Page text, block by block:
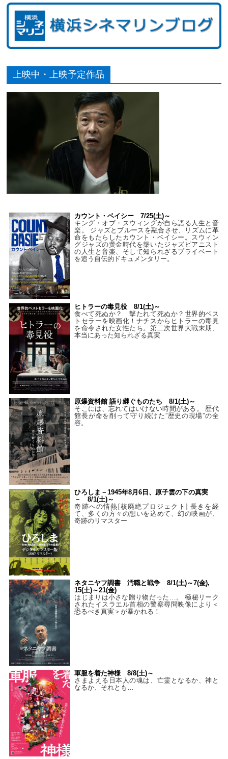
上映中・上映予定作品
カウント・ベイシー 7/25(土)～
キング・オブ・スウィングが自ら語る人生と音
楽。 ジャズとブルースを融合させ、リズムに革
命をもたらしたカウント・ベイシー。スウィン
グジャズの黄金時代を築いたジャズピアニスト
の人生と音楽、そして知られざるプライベート
を追う自伝的ドキュメンタリー。
ヒトラーの毒見役 8/1(土)～
食べて死ぬか？ 撃たれて死ぬか？世界的ベス
トセラーを映画化！ナチスからヒトラーの毒見
を命令された女性たち。第二次世界大戦末期、
本当にあった知られざる真実
原爆資料館 語り継ぐものたち 8/1(土)～
そこには、忘れてはいけない時間がある。 歴代
館長が命を削って守り続けた”歴史の現場”の全
容。
ひろしま－1945年8月6日、原子雲の下の真実
－ 8/1(土)～
奇跡への情熱[核廃絶プロジェクト] 長きを経
て、多くの方々の想いを込めて、幻の映画が、
奇跡のリマスター
ネタニヤフ調書 汚職と戦争 8/1(土)～7(金),
15(土)～21(金)
はじまりは小さな贈り物だった…。 極秘リーク
されたイスラエル首相の警察尋問映像により＜
恐るべき真実＞が暴かれる！
軍服を着た神様 8/8(土)～
さまよえる日本人の魂は、亡霊となるか、神と
なるか、それとも…